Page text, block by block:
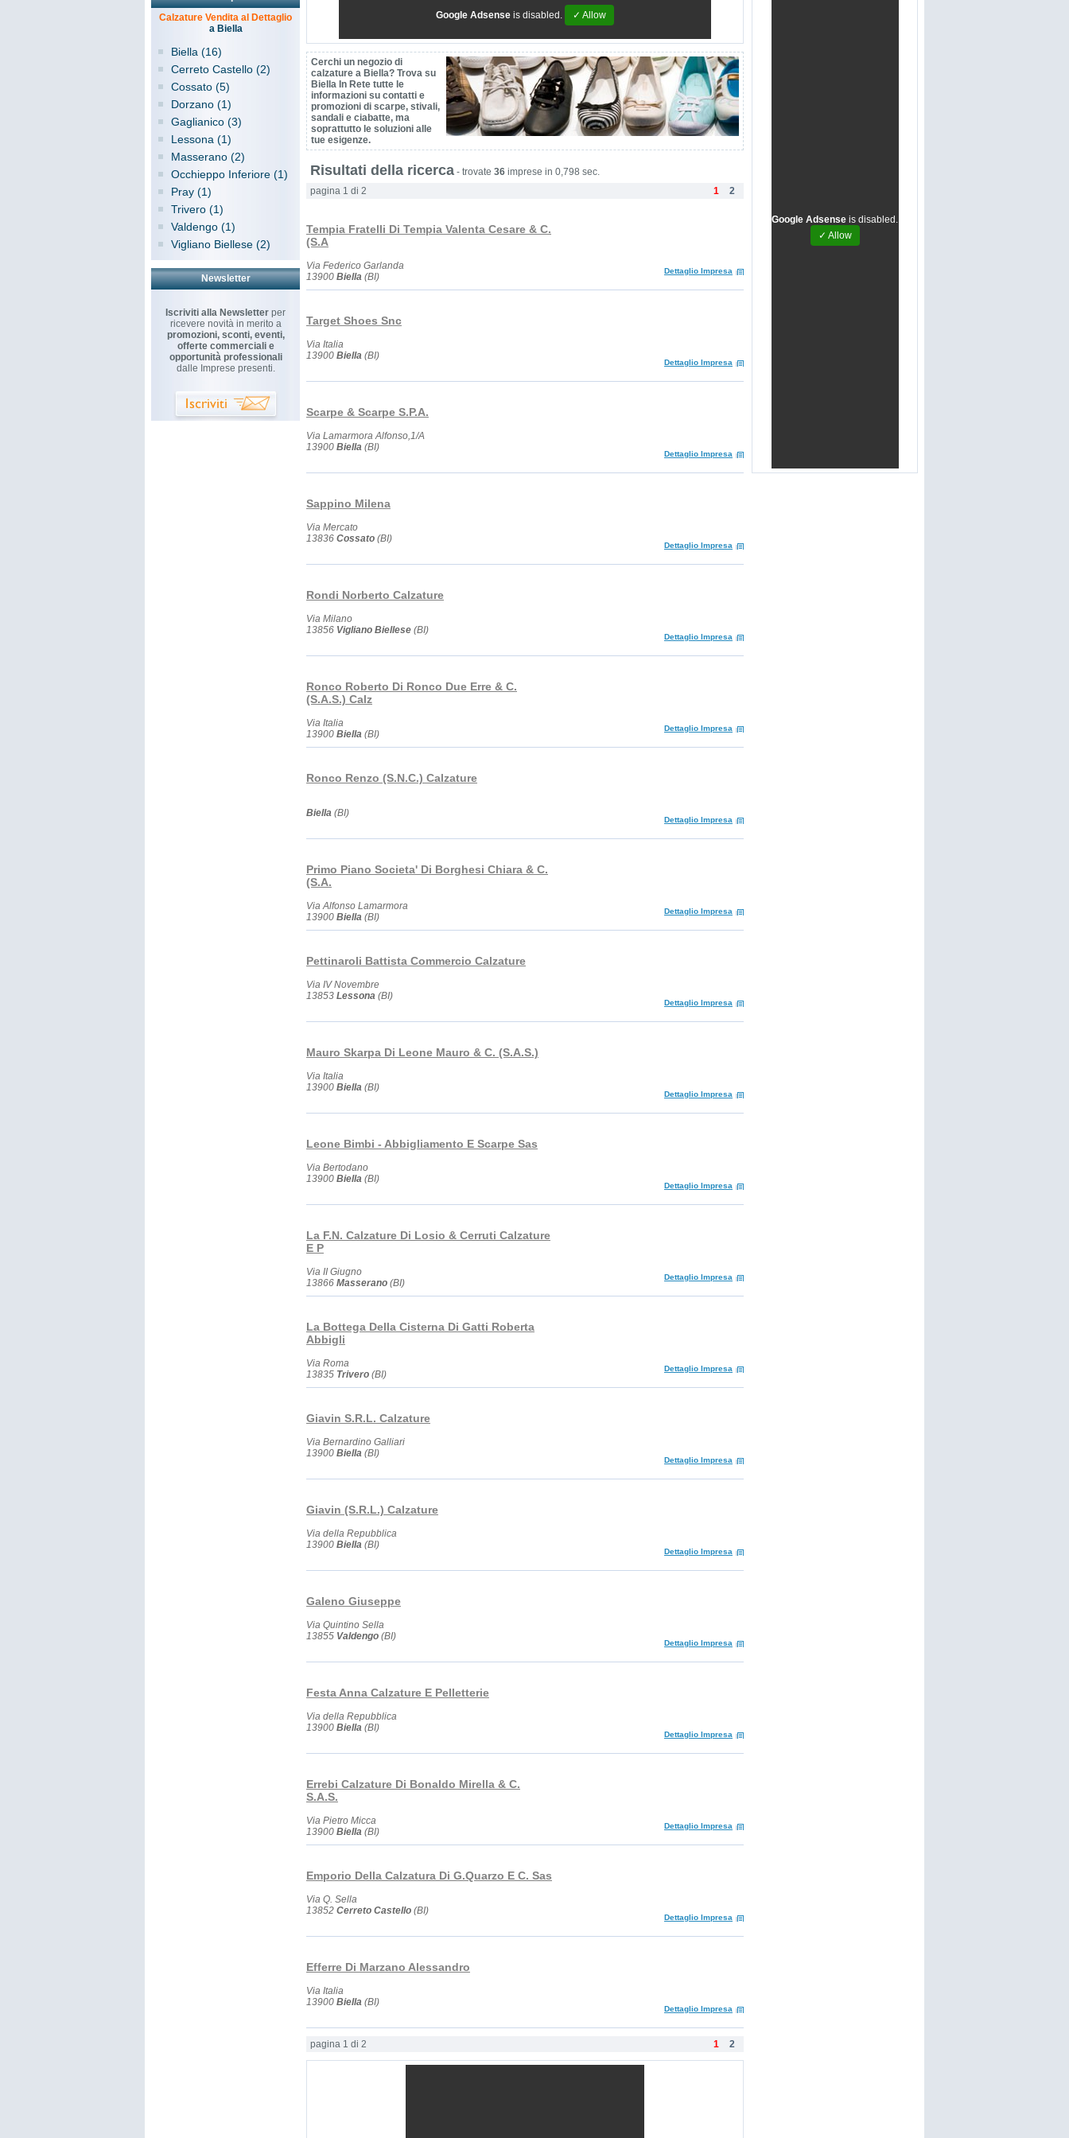
Calzature Vendita al Dettaglio
a Biella
Biella (16)
Cerreto Castello (2)
Cossato (5)
Dorzano (1)
Gaglianico (3)
Lessona (1)
Masserano (2)
Occhieppo Inferiore (1)
Pray (1)
Trivero (1)
Valdengo (1)
Vigliano Biellese (2)
Newsletter
Iscriviti alla Newsletter per
ricevere novità in merito a
promozioni, sconti, eventi,
offerte commerciali e
opportunità professionali
dalle Imprese presenti.
Google Adsense is disabled. ✓ Allow
Cerchi un negozio di
calzature a Biella? Trova su
Biella In Rete tutte le
informazioni su contatti e
promozioni di scarpe, stivali,
sandali e ciabatte, ma
soprattutto le soluzioni alle
tue esigenze.
Risultati della ricerca - trovate 36 imprese in 0,798 sec.
pagina 1 di 2
2
1
Tempia Fratelli Di Tempia Valenta Cesare & C.
(S.A
Via Federico Garlanda
13900 Biella (BI)
Dettaglio Impresa
Target Shoes Snc
Via Italia
13900 Biella (BI)
Dettaglio Impresa
Scarpe & Scarpe S.P.A.
Via Lamarmora Alfonso,1/A
13900 Biella (BI)
Dettaglio Impresa
Sappino Milena
Via Mercato
13836 Cossato (BI)
Dettaglio Impresa
Rondi Norberto Calzature
Via Milano
13856 Vigliano Biellese (BI)
Dettaglio Impresa
Ronco Roberto Di Ronco Due Erre & C.
(S.A.S.) Calz
Via Italia
13900 Biella (BI)
Dettaglio Impresa
Ronco Renzo (S.N.C.) Calzature
Biella (BI)
Dettaglio Impresa
Primo Piano Societa' Di Borghesi Chiara & C.
(S.A.
Via Alfonso Lamarmora
13900 Biella (BI)
Dettaglio Impresa
Pettinaroli Battista Commercio Calzature
Via IV Novembre
13853 Lessona (BI)
Dettaglio Impresa
Mauro Skarpa Di Leone Mauro & C. (S.A.S.)
Via Italia
13900 Biella (BI)
Dettaglio Impresa
Leone Bimbi - Abbigliamento E Scarpe Sas
Via Bertodano
13900 Biella (BI)
Dettaglio Impresa
La F.N. Calzature Di Losio & Cerruti Calzature
E P
Via II Giugno
13866 Masserano (BI)
Dettaglio Impresa
La Bottega Della Cisterna Di Gatti Roberta
Abbigli
Via Roma
13835 Trivero (BI)
Dettaglio Impresa
Giavin S.R.L. Calzature
Via Bernardino Galliari
13900 Biella (BI)
Dettaglio Impresa
Giavin (S.R.L.) Calzature
Via della Repubblica
13900 Biella (BI)
Dettaglio Impresa
Galeno Giuseppe
Via Quintino Sella
13855 Valdengo (BI)
Dettaglio Impresa
Festa Anna Calzature E Pelletterie
Via della Repubblica
13900 Biella (BI)
Dettaglio Impresa
Errebi Calzature Di Bonaldo Mirella & C.
S.A.S.
Via Pietro Micca
13900 Biella (BI)
Dettaglio Impresa
Emporio Della Calzatura Di G.Quarzo E C. Sas
Via Q. Sella
13852 Cerreto Castello (BI)
Dettaglio Impresa
Efferre Di Marzano Alessandro
Via Italia
13900 Biella (BI)
Dettaglio Impresa
pagina 1 di 2 2
1
Google Adsense is disabled.
✓ Allow